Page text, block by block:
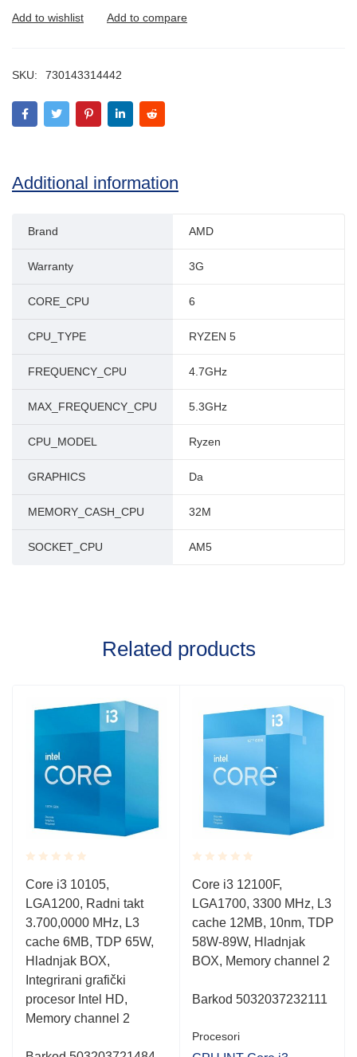
SKU: 730143314442
Additional information
Brand AMD
Warranty 3G
CORE_CPU 6
CPU_TYPE RYZEN 5
FREQUENCY_CPU 4.7GHz
MAX_FREQUENCY_CPU 5.3GHz
CPU_MODEL Ryzen
GRAPHICS Da
MEMORY_CASH_CPU 32M
SOCKET_CPU AM5
Related products
Rated
0.001
out
of
5
Core i3 10105,
LGA1200, Radni takt
3.700,0000 MHz, L3
cache 6MB, TDP 65W,
Hladnjak BOX,
Integrirani grafički
procesor Intel HD,
Memory channel 2
Rated
0.001
out
of
5
Core i3 12100F,
LGA1700, 3300 MHz, L3
cache 12MB, 10nm, TDP
58W-89W, Hladnjak
BOX, Memory channel 2
Barkod 5032037232111
Procesori